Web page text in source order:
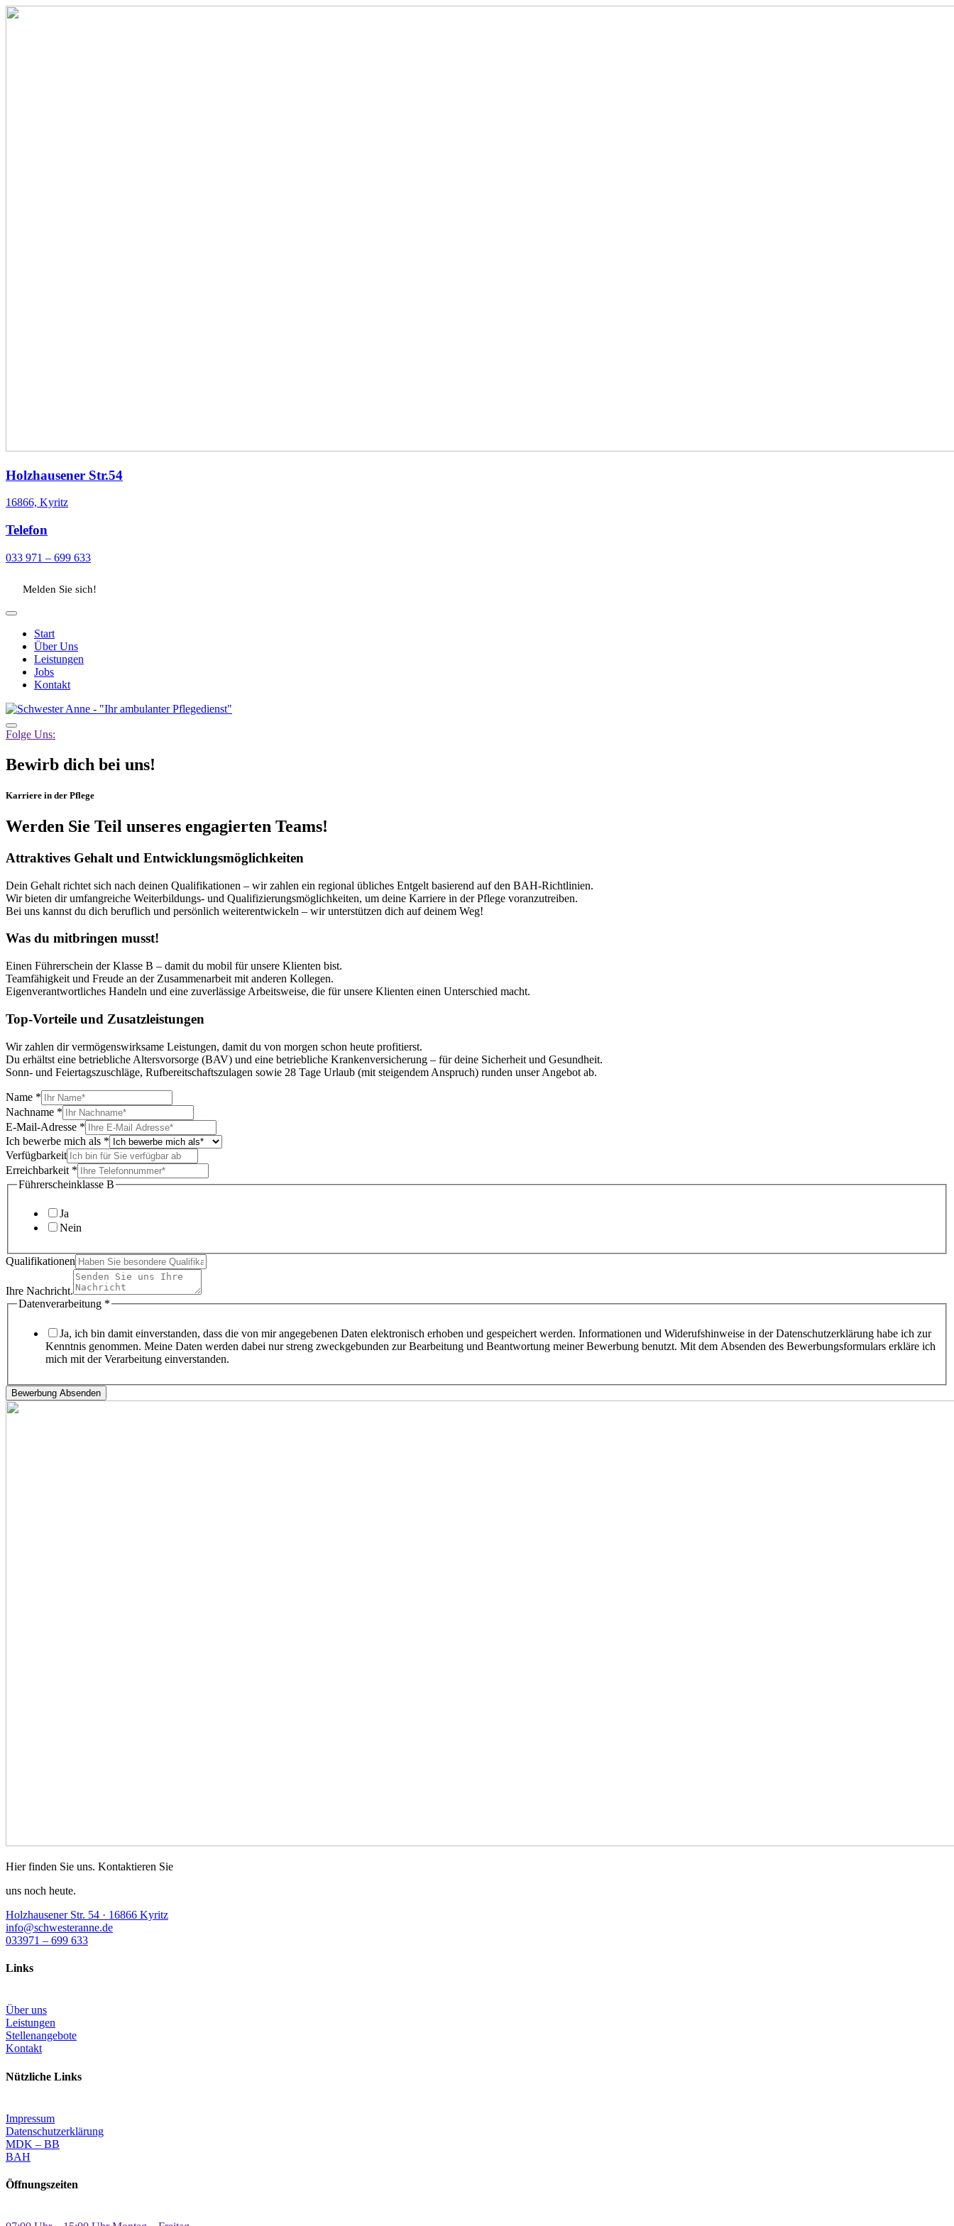
Holzhausener Str.54
16866, Kyritz
Telefon
033 971 – 699 633
Melden Sie sich!
Start
Über Uns
Leistungen
Jobs
Kontakt
Folge Uns:
Bewirb dich bei uns!
Karriere in der Pflege
Werden Sie Teil unseres engagierten Teams!
Attraktives Gehalt und Entwicklungsmöglichkeiten
Dein Gehalt richtet sich nach deinen Qualifikationen – wir zahlen ein regional übliches Entgelt basierend auf den BAH-Richtlinien.
Wir bieten dir umfangreiche Weiterbildungs- und Qualifizierungsmöglichkeiten, um deine Karriere in der Pflege voranzutreiben.
Bei uns kannst du dich beruflich und persönlich weiterentwickeln – wir unterstützen dich auf deinem Weg!
Was du mitbringen musst!
Einen Führerschein der Klasse B – damit du mobil für unsere Klienten bist.
Teamfähigkeit und Freude an der Zusammenarbeit mit anderen Kollegen.
Eigenverantwortliches Handeln und eine zuverlässige Arbeitsweise, die für unsere Klienten einen Unterschied macht.
Top-Vorteile und Zusatzleistungen
Wir zahlen dir vermögenswirksame Leistungen, damit du von morgen schon heute profitierst.
Du erhältst eine betriebliche Altersvorsorge (BAV) und eine betriebliche Krankenversicherung – für deine Sicherheit und Gesundheit.
Sonn- und Feiertagszuschläge, Rufbereitschaftszulagen sowie 28 Tage Urlaub (mit steigendem Anspruch) runden unser Angebot ab.
Name *
Nachname *
E-Mail-Adresse *
Ich bewerbe mich als *
Verfügbarkeit
Erreichbarkeit *
Nachname
Führerscheinklasse B
Ja
Nein
Qualifikationen
Ihre Nachricht.
Datenverarbeitung *
Ja, ich bin damit einverstanden, dass die von mir angegebenen Daten elektronisch erhoben und gespeichert werden. Informationen und Widerufshinweise in der Datenschutzerklärung habe ich zur
Kenntnis genommen. Meine Daten werden dabei nur streng zweckgebunden zur Bearbeitung und Beantwortung meiner Bewerbung benutzt. Mit dem Absenden des Bewerbungsformulars erkläre ich
mich mit der Verarbeitung einverstanden.
Bewerbung Absenden
Hier finden Sie uns. Kontaktieren Sie
uns noch heute.
Holzhausener Str. 54 · 16866 Kyritz
info@schwesteranne.de
033971 – 699 633
Links
Über uns
Leistungen
Stellenangebote
Kontakt
Nützliche Links
Impressum
Datenschutzerklärung
MDK – BB
BAH
Öffnungszeiten